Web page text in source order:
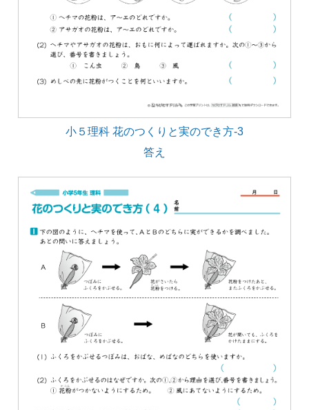
小５理科 花のつくりと実のでき方-3
答え